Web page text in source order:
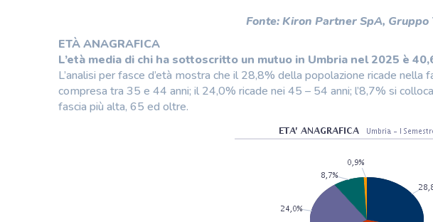
Fonte: Kiron Partner SpA, Gruppo
ETÀ ANAGRAFICA
L’età media di chi ha sottoscritto un mutuo in Umbria nel 2025 è
L’analisi per fasce d’età mostra che il 28,8% della popolazione ricade nella
compresa tra 35 e 44 anni; il 24,0% ricade nei 45 – 54 anni; l’8,7% si
fascia più alta, 65 ed oltre.